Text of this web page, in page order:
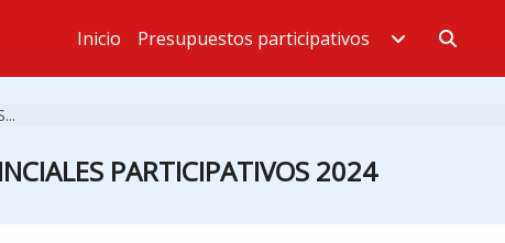
Estás en
Inicio Presupuestos participativos
PARTICIPATIVOS 2024